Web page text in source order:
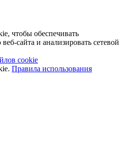
чтобы обеспечивать
сайта и анализировать сетевой
cookie
Правила использования